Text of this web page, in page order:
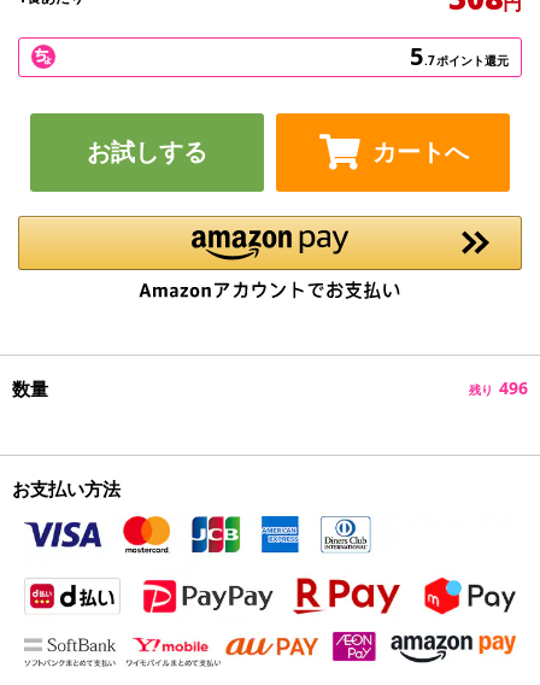
5.7ポイント還元
お試しする カートへ
数量 残り 496
お支払い方法